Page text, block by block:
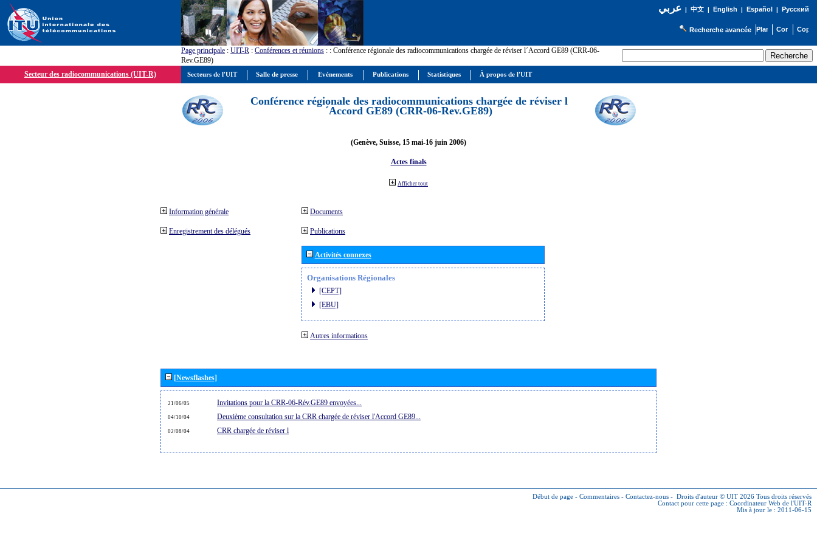
عربي| 中文| English | Español | Русский
Recherche avancée
Page principale : UIT-R : Conférences et réunions : : Conférence régionale des radiocommunications chargée de réviser l´Accord GE89 (CRR-06-
Rev.GE89)
Secteur des radiocommunications (UIT-R)
Conférence régionale des radiocommunications chargée de réviser l
´Accord GE89 (CRR-06-Rev.GE89)
(Genève, Suisse, 15 mai-16 juin 2006)
Actes finals
Afficher tout
Information générale
Enregistrement des délégués
Documents
Publications
Activités connexes
Organisations Régionales
[CEPT]
[EBU]
Autres informations
[Newsflashes]
21/06/05 Invitations pour la CRR-06-Rév.GE89 envoyées...
04/10/04 Deuxième consultation sur la CRR chargée de réviser l'Accord GE89...
02/08/04 CRR chargée de réviser l
Début de page - Commentaires - Contactez-nous - Droits d'auteur © UIT 2026 Tous droits réservés
Contact pour cette page : Coordinateur Web de l'UIT-R
Mis à jour le : 2011-06-15
Secteurs de l'UIT Salle de presse Evénements Publications Statistiques À propos de l'UIT